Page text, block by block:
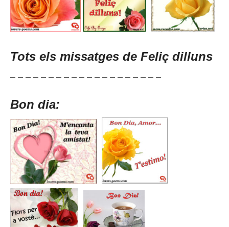
Tots els missatges de Feliç dilluns
– – – – – – – – – – – – – – – – – – – –
Bon dia: